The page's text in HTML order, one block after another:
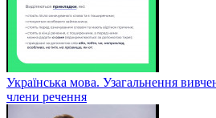
Українська мова. Узагальнення
члени речення